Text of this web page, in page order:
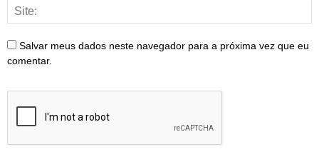
Salvar meus dados neste navegador para a próxima vez que eu
comentar.